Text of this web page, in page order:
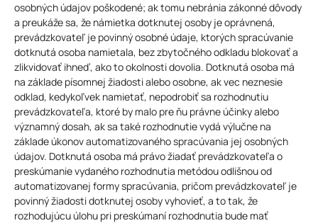
osobných údajov poškodené; ak tomu nebránia zákonné dôvody
a preukáže sa, že námietka dotknutej osoby je oprávnená,
prevádzkovateľ je povinný osobné údaje, ktorých spracúvanie
dotknutá osoba namietala, bez zbytočného odkladu blokovať a
zlikvidovať ihneď, ako to okolnosti dovolia. Dotknutá osoba má
na základe písomnej žiadosti alebo osobne, ak vec neznesie
odklad, kedykoľvek namietať, nepodrobiť sa rozhodnutiu
prevádzkovateľa, ktoré by malo pre ňu právne účinky alebo
významný dosah, ak sa také rozhodnutie vydá výlučne na
základe úkonov automatizovaného spracúvania jej osobných
údajov. Dotknutá osoba má právo žiadať prevádzkovateľa o
preskúmanie vydaného rozhodnutia metódou odlišnou od
automatizovanej formy spracúvania, pričom prevádzkovateľ je
povinný žiadosti dotknutej osoby vyhovieť, a to tak, že
rozhodujúcu úlohu pri preskúmaní rozhodnutia bude mať